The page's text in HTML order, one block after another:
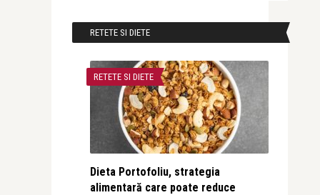
RETETE SI DIETE
RETETE SI DIETE
Dieta Portofoliu, strategia
alimentară care poate reduce